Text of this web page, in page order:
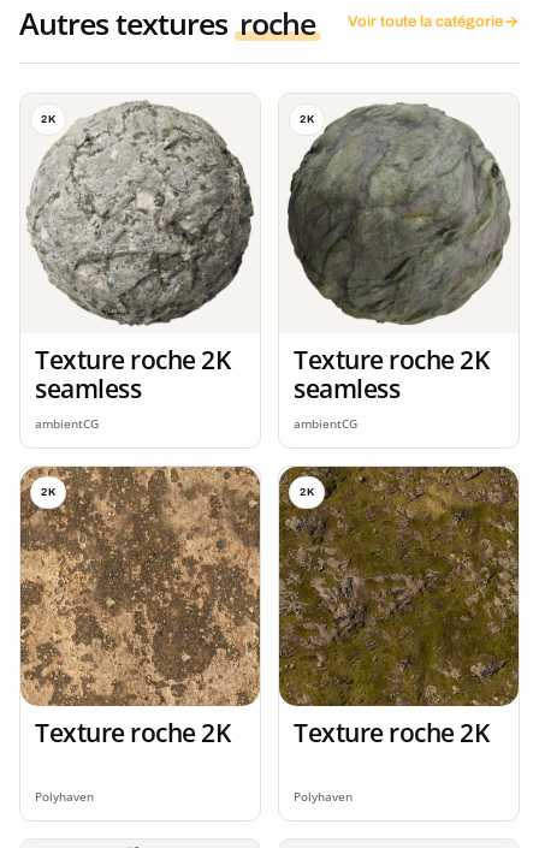
Autres textures roche Voir toute la catégorie
2K
Texture roche 2K
seamless
ambientCG
2K
Texture roche 2K
seamless
ambientCG
2K
Texture roche 2K
Polyhaven
2K
Texture roche 2K
Polyhaven